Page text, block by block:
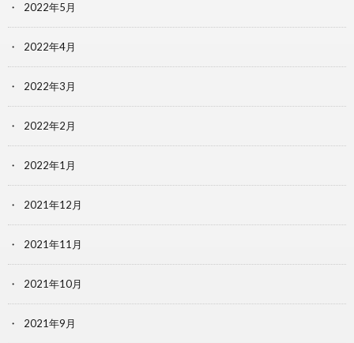
2022年5月
2022年4月
2022年3月
2022年2月
2022年1月
2021年12月
2021年11月
2021年10月
2021年9月